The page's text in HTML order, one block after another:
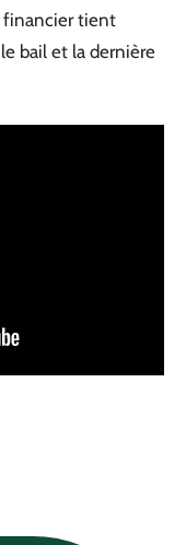
financier tient
bail et la dernière